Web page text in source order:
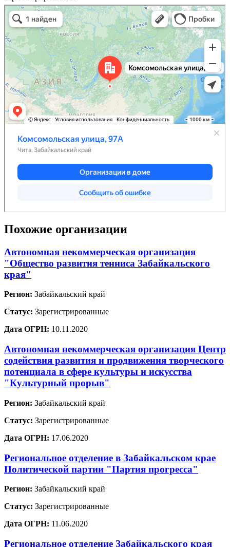
Похожие организации
Автономная некоммерческая организация
"Общество развития тенниса Забайкальского
края"
Регион: Забайкальский край
Статус: Зарегистрированные
Дата ОГРН: 10.11.2020
Автономная некоммерческая организация Центр
содействия развития и продвижения творческого
потенциала в сфере культуры и искусства
"Культурный прорыв"
Регион: Забайкальский край
Статус: Зарегистрированные
Дата ОГРН: 17.06.2020
Региональное отделение в Забайкальском крае
Политической партии "Партия прогресса"
Регион: Забайкальский край
Статус: Зарегистрированные
Дата ОГРН: 11.06.2020
Региональное отделение Забайкальского края